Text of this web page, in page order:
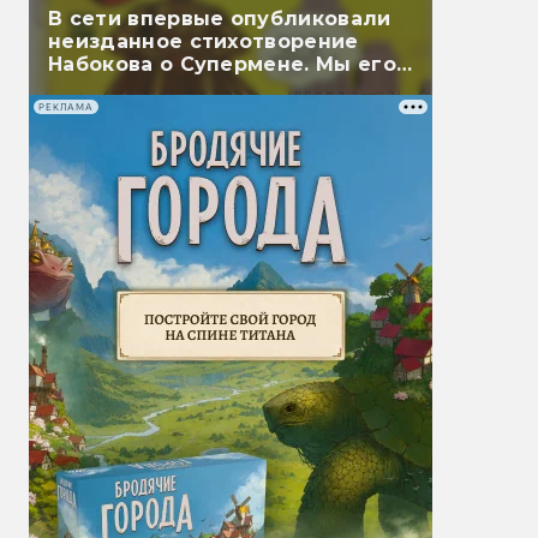
В сети впервые опубликовали
неизданное стихотворение
Набокова о Супермене. Мы его
перевели
РЕКЛАМА